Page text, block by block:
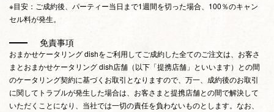
※目安：ご成約後、パーティー当日まで1週間を切った場合、100％のキャン
セル料が発生。
免責事項
おまかせケータリング dishをご利用してご成約した全てのご注文は、お客さ
まとおまかせケータリング dish店舗（以下「提携店舗」といいます）との間
のケータリング契約に基づくお取引となりますので、万一、成約後のお取引
に関してトラブルが発生した場合は、お客さまと提携店舗との間で解決して
いただくことになり、当社では一切の責任を負わないものとします。なお、